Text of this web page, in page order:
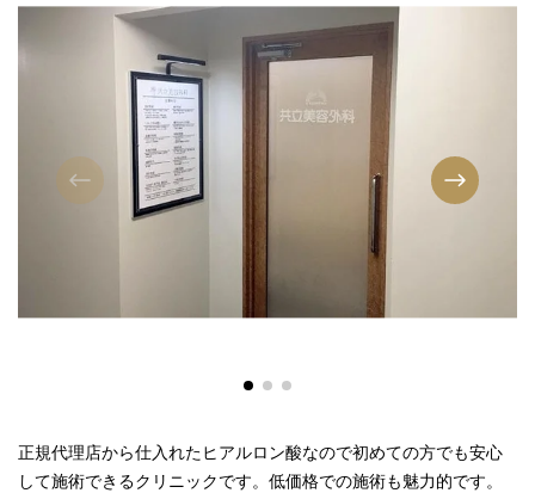
正規代理店から仕入れたヒアルロン酸なので初めての方でも安心
して施術できるクリニックです。低価格での施術も魅力的です。